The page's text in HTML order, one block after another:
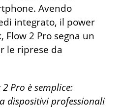
Avendo
integrato, il power
Flow 2 Pro segna un
le riprese da
Pro è semplice:
dispositivi professionali